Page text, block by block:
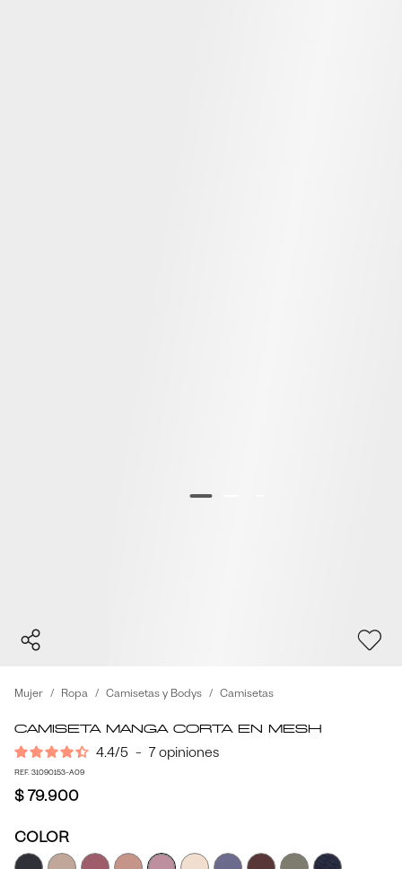
Mujer Ropa Camisetas y Bodys Camisetas
Camiseta Manga Corta en Mesh
4.4/5 - 7opiniones
REF. 31090153-A09
$ 79.900
COLOR